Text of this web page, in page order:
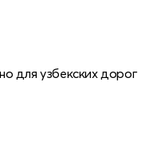
для узбекских дорог